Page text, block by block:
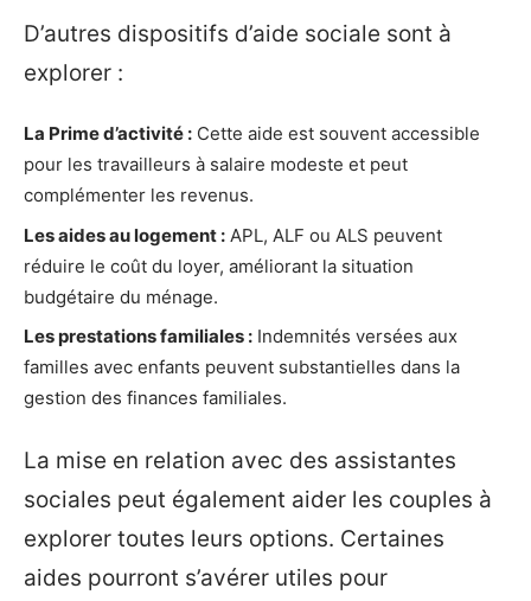
D’autres dispositifs d’aide sociale sont à
explorer :
La Prime d’activité : Cette aide est souvent accessible
pour les travailleurs à salaire modeste et peut
complémenter les revenus.
Les aides au logement : APL, ALF ou ALS peuvent
réduire le coût du loyer, améliorant la situation
budgétaire du ménage.
Les prestations familiales : Indemnités versées aux
familles avec enfants peuvent substantielles dans la
gestion des finances familiales.
La mise en relation avec des assistantes
sociales peut également aider les couples à
explorer toutes leurs options. Certaines
aides pourront s’avérer utiles pour